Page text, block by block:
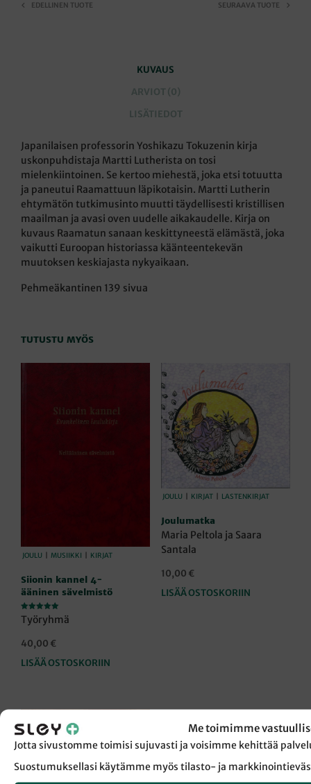
Me toimimme
Jotta sivustomme toimisi sujuvasti ja voisimme kehittää
Suostumuksellasi käytämme myös tilasto- ja
EDELLINEN TUOTE SEURAAVA TUOTE
KUVAUS
ARVIOT (0)
LISÄTIEDOT
Japanilaisen professorin Yoshikazu Tokuzenin kirja
uskonpuhdistaja Martti Lutherista on tosi
mielenkiintoinen. Se kertoo miehestä, joka etsi totuutta
ja paneutui Raamattuun läpikotaisin. Martti Lutherin
ehtymätön tutkimusinto muutti täydellisesti kristillisen
maailman ja avasi oven uudelle aikakaudelle. Kirja on
kuvaus Raamatun sanaan keskittyneestä elämästä, joka
vaikutti Euroopan historiassa käänteentekevän
muutoksen keskiajasta nykyaikaan.
Pehmeäkantinen 139 sivua
TUTUSTU MYÖS
JOULU MUSIIKKI KIRJAT
Siionin kannel 4-
ääninen sävelmistö
Arvostelu
tuotteesta:
Työryhmä
40,00 €
LISÄÄ OSTOSKORIIN
JOULU KIRJAT LASTENKIRJAT
Joulumatka
Maria Peltola ja Saara
Santala
10,00 €
LISÄÄ OSTOSKORIIN
ERIKOISTARJOUS!